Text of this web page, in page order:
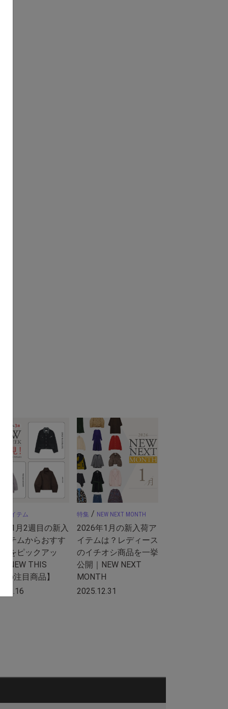
アイテム
年1月2週目の新入
テムからおすす
をピックアッ
NEW THIS
の注目商品】
特集 / NEW NEXT MONTH
2026年1月の新入荷ア
イテムは？レディース
のイチオシ商品を一挙
公開｜NEW NEXT
MONTH
2025.12.31